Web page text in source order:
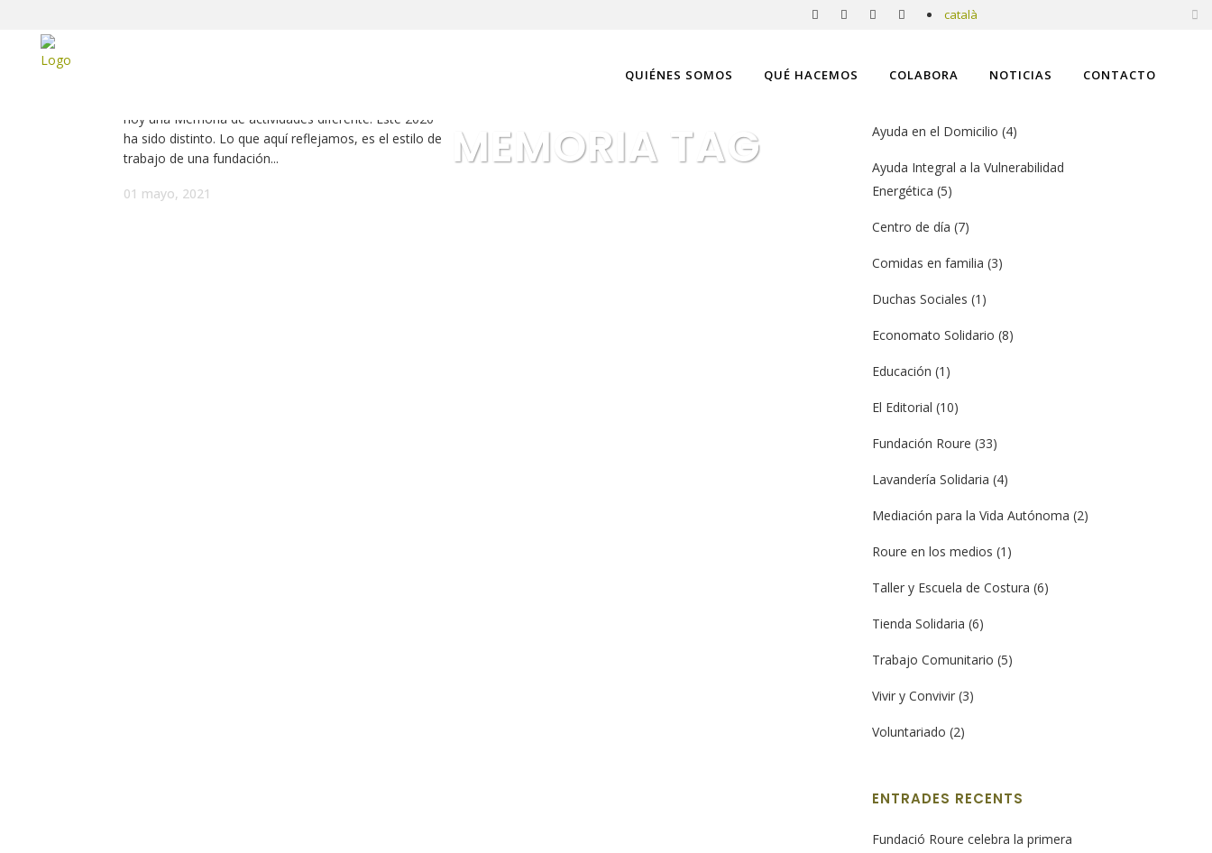
català
QUIÉNES SOMOS QUÉ HACEMOS COLABORA NOTICIAS CONTACTO
MEMORIA TAG
hoy una Memoria de actividades diferente. Este 2020
ha sido distinto. Lo que aquí reflejamos, es el estilo de
trabajo de una fundación...
01 mayo, 2021
Ayuda en el Domicilio (4)
Ayuda Integral a la Vulnerabilidad
Energética (5)
Centro de día (7)
Comidas en familia (3)
Duchas Sociales (1)
Economato Solidario (8)
Educación (1)
El Editorial (10)
Fundación Roure (33)
Lavandería Solidaria (4)
Mediación para la Vida Autónoma (2)
Roure en los medios (1)
Taller y Escuela de Costura (6)
Tienda Solidaria (6)
Trabajo Comunitario (5)
Vivir y Convivir (3)
Voluntariado (2)
ENTRADES RECENTS
Fundació Roure celebra la primera